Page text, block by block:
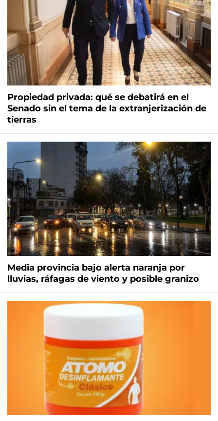
Propiedad privada: qué se debatirá en el
Senado sin el tema de la extranjerización de
tierras
Media provincia bajo alerta naranja por
lluvias, ráfagas de viento y posible granizo